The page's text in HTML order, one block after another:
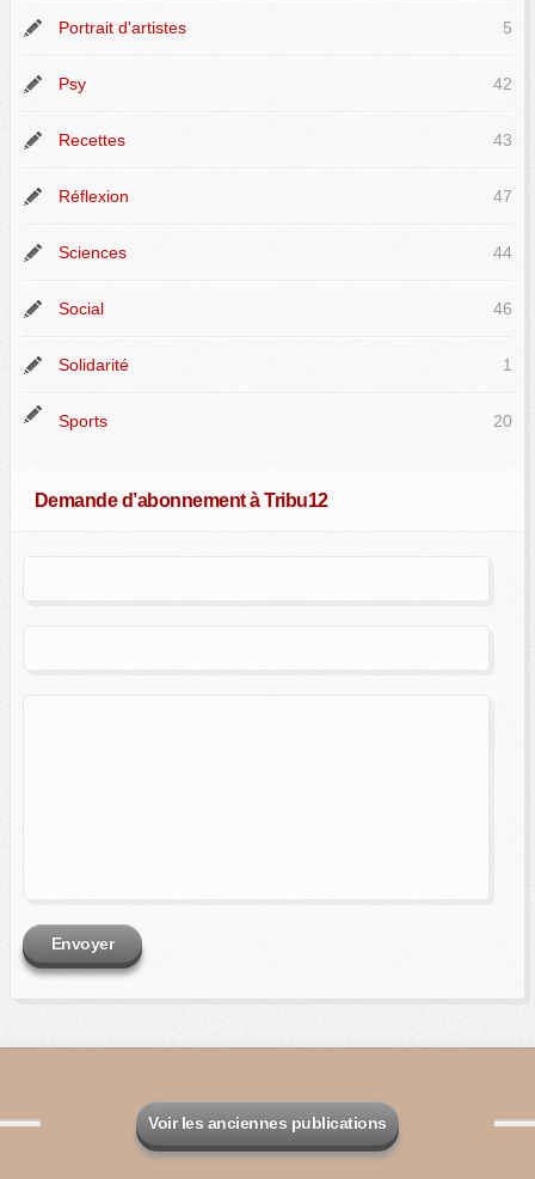
Portrait d'artistes 5
Psy 42
Recettes 43
Réflexion 47
Sciences 44
Social 46
Solidarité 1
Sports 20
Demande d’abonnement à Tribu12
Envoyer
Voir les anciennes publications